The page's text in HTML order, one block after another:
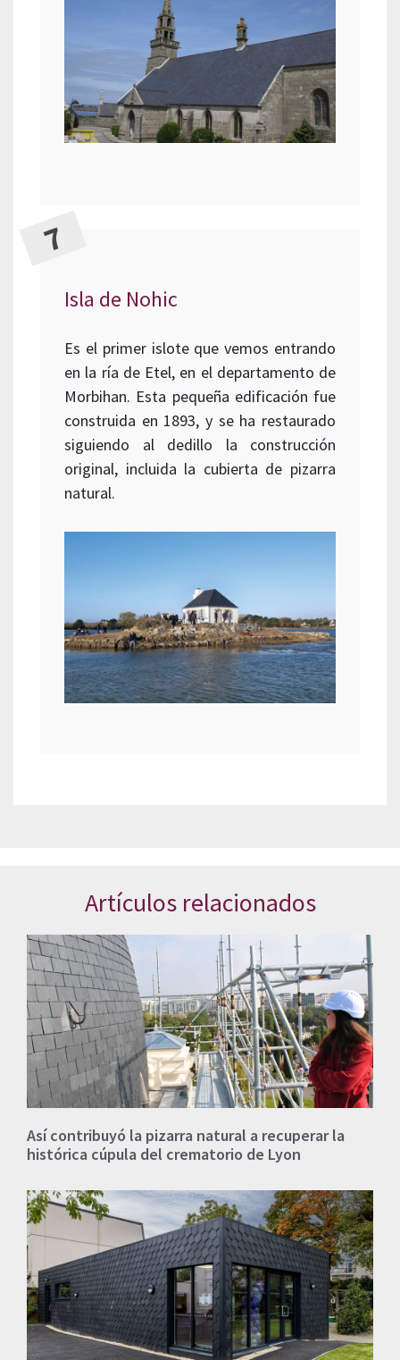
Isla de Nohic
Es el primer islote que vemos entrando
en la ría de Etel, en el departamento de
Morbihan. Esta pequeña edificación fue
construida en 1893, y se ha restaurado
siguiendo al dedillo la construcción
original, incluida la cubierta de pizarra
natural.
Artículos relacionados
Así contribuyó la pizarra natural a recuperar la
histórica cúpula del crematorio de Lyon